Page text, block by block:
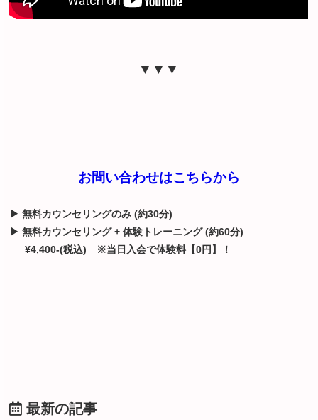
▼▼▼
お問い合わせはこちらから
▶ 無料カウンセリングのみ (約30分)
▶ 無料カウンセリング + 体験トレーニング (約60分)
¥4,400-(税込) ※当日入会で体験料【0円】！
最新の記事